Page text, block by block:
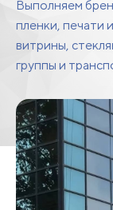
Выполняем
пленки, печати
витрины,
группы и